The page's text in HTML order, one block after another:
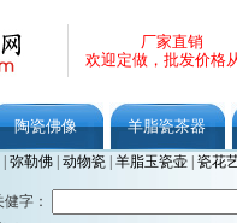
厂家直销
欢迎定做，批发价格
陶瓷佛像 羊脂瓷茶器
| 弥勒佛| 动物瓷| 羊脂玉瓷壶| 瓷花
字：